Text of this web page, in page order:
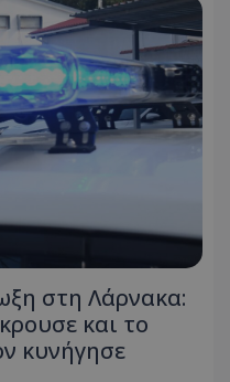
στη Λάρνακα:
και το
κυνήγησε